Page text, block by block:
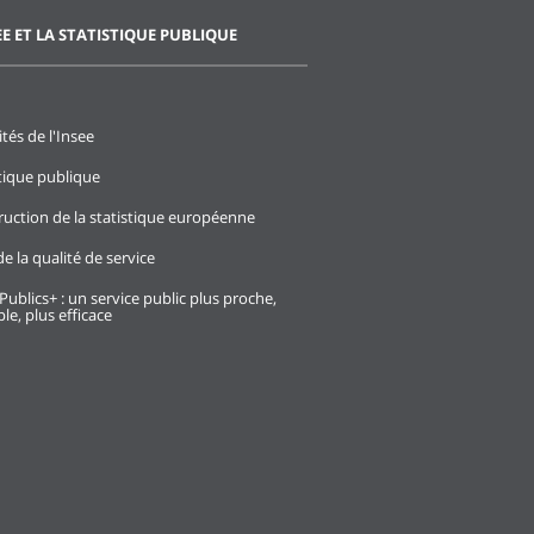
ET LA STATISTIQUE PUBLIQUE
de l'Insee
publique
de la statistique européenne
la qualité de service
: un service public plus proche,
plus efficace